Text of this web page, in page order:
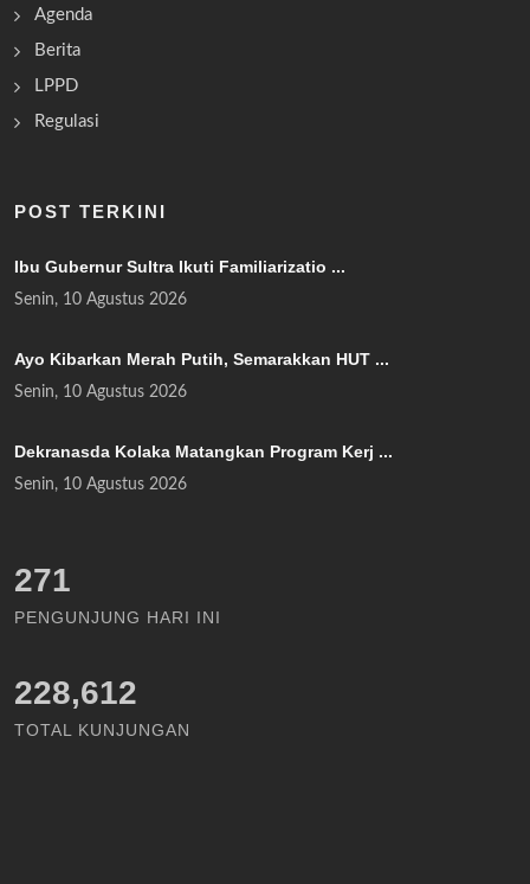
Agenda
Berita
LPPD
Regulasi
POST TERKINI
Ibu Gubernur Sultra Ikuti Familiarizatio ...
Senin, 10 Agustus 2026
Ayo Kibarkan Merah Putih, Semarakkan HUT ...
Senin, 10 Agustus 2026
Dekranasda Kolaka Matangkan Program Kerj ...
Senin, 10 Agustus 2026
306
PENGUNJUNG HARI INI
228,612
TOTAL KUNJUNGAN